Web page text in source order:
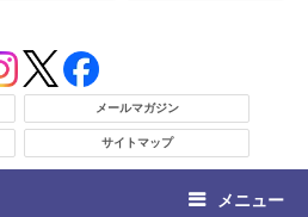
メールマガジン
サイトマップ
メニュー